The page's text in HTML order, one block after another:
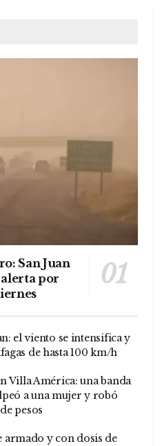
San Juan
por
el viento se intensifica y
de hasta 100 km/h
Villa América: una banda
a una mujer y robó
pesos
armado y con dosis de